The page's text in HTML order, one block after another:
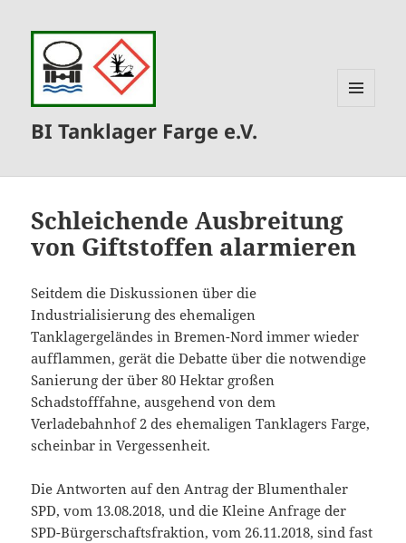
BI Tanklager Farge e.V.
Schleichende Ausbreitung
von Giftstoffen alarmieren
Seitdem die Diskussionen über die
Industrialisierung des ehemaligen
Tanklagergeländes in Bremen-Nord immer wieder
aufflammen, gerät die Debatte über die notwendige
Sanierung der über 80 Hektar großen
Schadstofffahne, ausgehend von dem
Verladebahnhof 2 des ehemaligen Tanklagers Farge,
scheinbar in Vergessenheit.
Die Antworten auf den Antrag der Blumenthaler
SPD, vom 13.08.2018, und die Kleine Anfrage der
SPD-Bürgerschaftsfraktion, vom 26.11.2018, sind fast